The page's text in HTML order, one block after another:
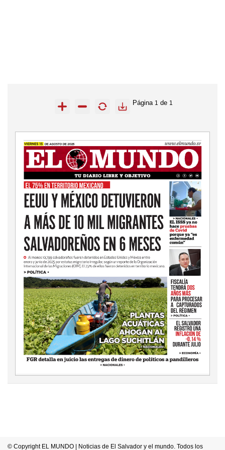
Página 1 de 1
© Copyright EL MUNDO | Noticias de El Salvador y el mundo. Todos los